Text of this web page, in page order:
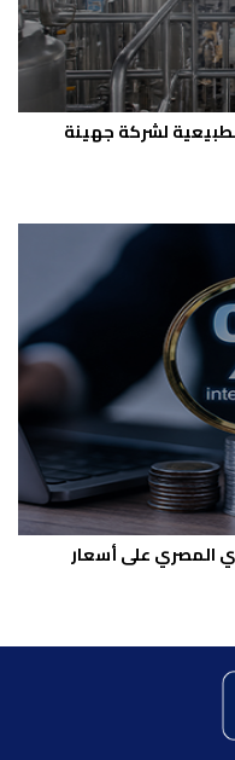
لشركة جهينة
المصري على أسعار